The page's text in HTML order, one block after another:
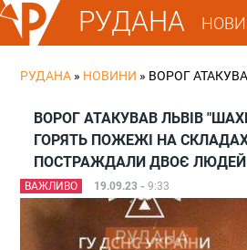
РУДАНА
РУДАНА » НОВИНИ » ВОРОГ
ВОРОГ АТАКУВАВ ЛЬВІВ
ГОРЯТЬ ПОЖЕЖІ НА
ПОСТРАЖДАЛИ ДВОЄ ЛЮДЕЙ
ВАЖЛИВО 19.09.23 - 9:33